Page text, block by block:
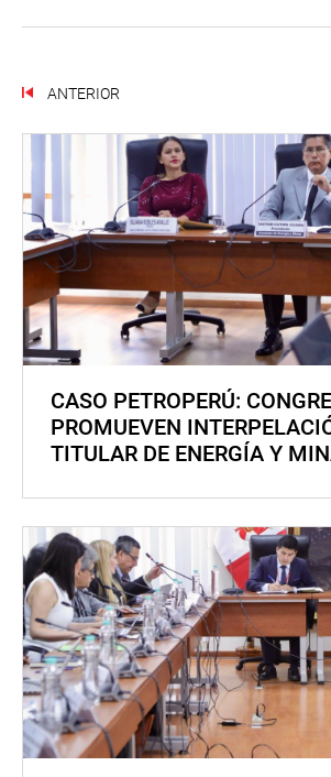
ANTERIOR
CASO PETROPERÚ:
PROMUEVEN
TITULAR DE ENERGÍA Y